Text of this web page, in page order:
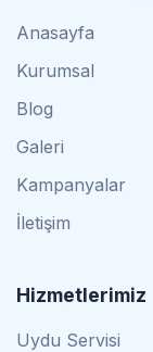
Anasayfa
Kurumsal
Blog
Galeri
Kampanyalar
İletişim
Hizmetlerimiz
Uydu Servisi